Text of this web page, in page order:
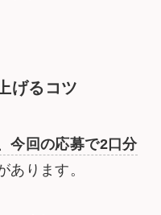
げるコツ
今回の応募で2口分
あります。